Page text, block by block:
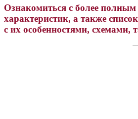
Ознакомиться с более
характеристик, а также
с их особенностями, схемами,